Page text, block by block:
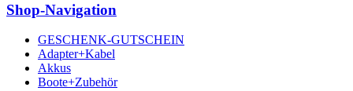
Shop-Navigation
GESCHENK-GUTSCHEIN
Adapter+Kabel
Akkus
Boote+Zubehör